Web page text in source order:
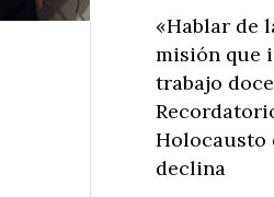
«Hablar de
misión que
trabajo
Holocausto
declina